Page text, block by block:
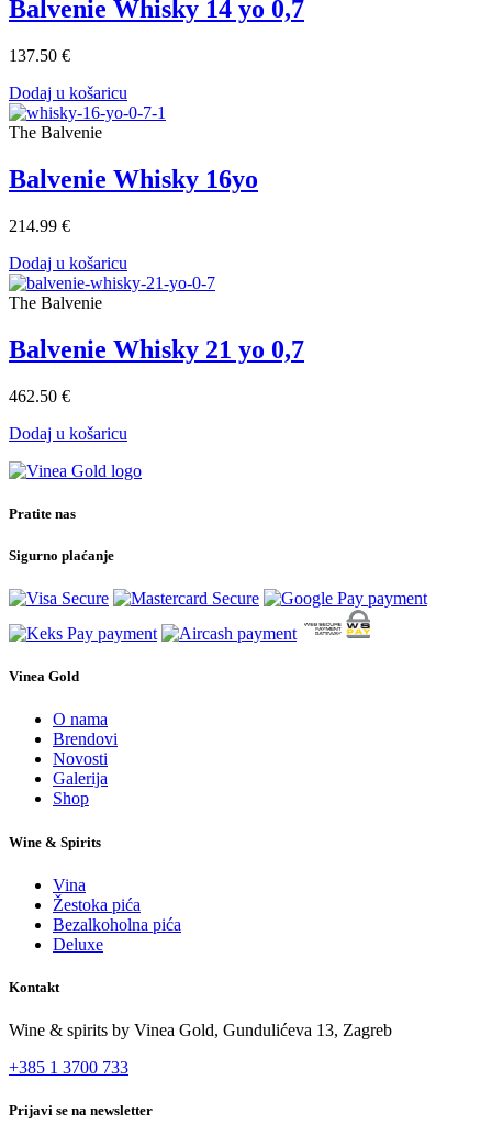
Balvenie Whisky 14 yo 0,7
137.50 €
Dodaj u košaricu
The Balvenie
Balvenie Whisky 16yo
214.99 €
Dodaj u košaricu
The Balvenie
Balvenie Whisky 21 yo 0,7
462.50 €
Dodaj u košaricu
Pratite nas
Sigurno plaćanje
Vinea Gold
O nama
Brendovi
Novosti
Galerija
Shop
Wine & Spirits
Vina
Žestoka pića
Bezalkoholna pića
Deluxe
Kontakt
Wine & spirits by Vinea Gold, Gundulićeva 13, Zagreb
+385 1 3700 733
Prijavi se na newsletter